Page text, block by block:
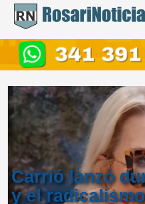
Carrió lanzó
y el